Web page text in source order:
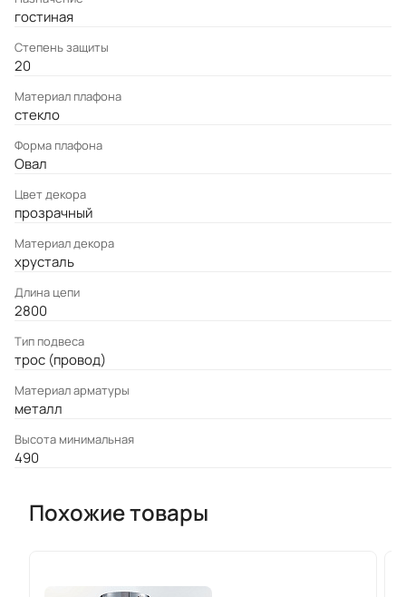
гостиная
Степень защиты
20
Материал плафона
стекло
Форма плафона
Овал
Цвет декора
прозрачный
Материал декора
хрусталь
Длина цепи
2800
Тип подвеса
трос (провод)
Материал арматуры
металл
Высота минимальная
490
Похожие товары